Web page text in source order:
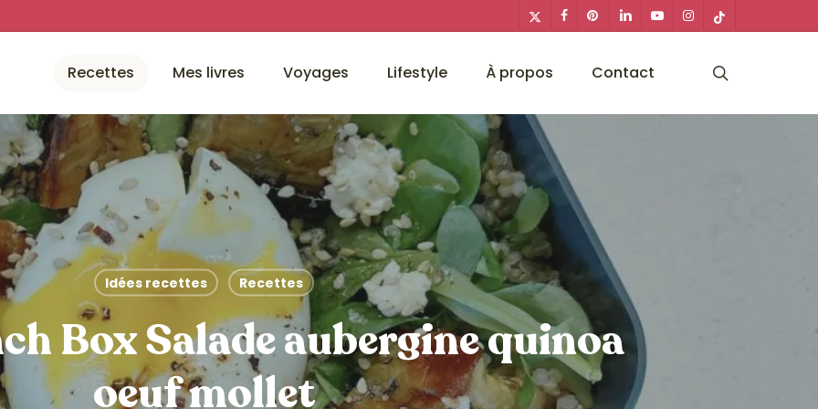
x-
twitter
facebookpinterestlinkedinyoutubeinstagram
tiktok
Recettes Mes livres Voyages Lifestyle À propos Contact
Idées recettes Recettes
Box Salade aubergine quinoa
oeuf mollet